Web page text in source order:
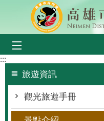
跳到主要內容區塊
:::
旅遊資訊
觀光旅遊手冊